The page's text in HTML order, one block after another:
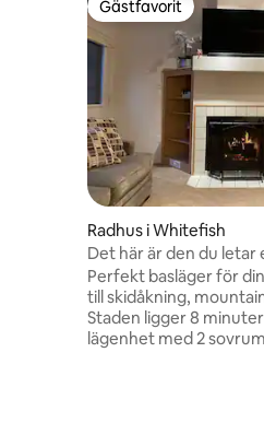
Gästfavorit
Gästfavorit
Radhus i Whitefish
Det här är den du letar
Perfekt basläger för
till skidåkning,
Staden ligger 8
lägenhet med 2